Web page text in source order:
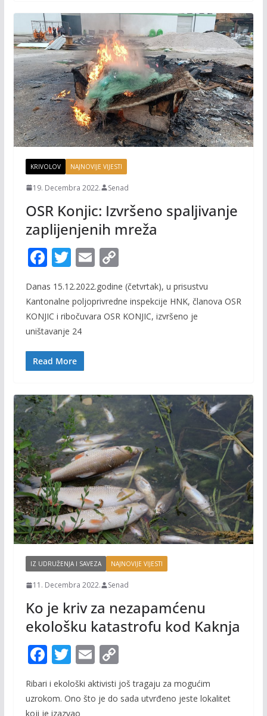
KRIVOLOV NAJNOVIJE VIJESTI
19. Decembra 2022. Senad
OSR Konjic: Izvršeno spaljivanje
zaplijenjenih mreža
F
e
b
o
o
k
T
itt
er
E
m
ai
l
C
o
p
y
Danas 15.12.2022.godine (četvrtak), u prisustvu
Kantonalne poljoprivredne inspekcije HNK, članova OSR
KONJIC i ribočuvara OSR KONJIC, izvršeno je
uništavanje 24
Read More
IZ UDRUŽENJA I SAVEZA NAJNOVIJE VIJESTI
11. Decembra 2022. Senad
Ko je kriv za nezapamćenu
ekološku katastrofu kod Kaknja
F
ac
e
T
w
itt
E
ai
C
o
p
Ribari i ekološki aktivisti još tragaju za mogućim
uzrokom. Ono što je do sada utvrđeno jeste lokalitet
koji je izazvao